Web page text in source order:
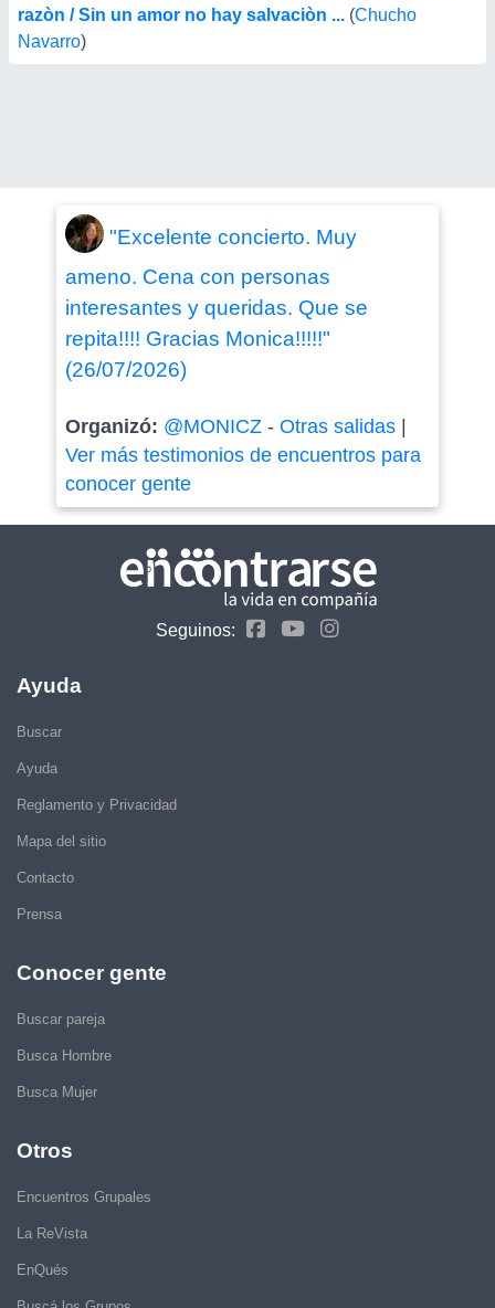
razòn / Sin un amor no hay salvaciòn ... (Chucho
Navarro)
"Excelente concierto. Muy
ameno. Cena con personas
interesantes y queridas. Que se
repita!!!! Gracias Monica!!!!!"
(26/07/2026)
Organizó: @MONICZ- Otras salidas|
Ver más testimonios de encuentros para
conocer gente
Seguinos:
Ayuda
Buscar
Ayuda
Reglamento y Privacidad
Mapa del sitio
Contacto
Prensa
Conocer gente
Buscar pareja
Busca Hombre
Busca Mujer
Otros
Encuentros Grupales
La ReVista
EnQués